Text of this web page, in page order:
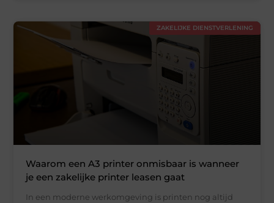
ZAKELIJKE DIENSTVERLENING
Waarom een A3 printer onmisbaar is wanneer
je een zakelijke printer leasen gaat
In een moderne werkomgeving is printen nog altijd